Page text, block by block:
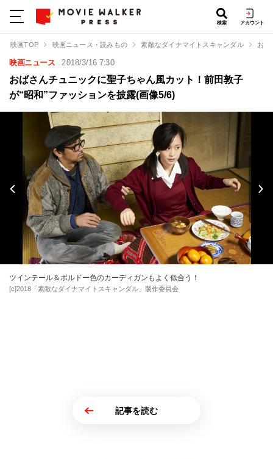
検索 アカウント
映画TOP 映画ニュース・読みもの 素敵なダイナマイトスキャンダル おば
映画ニュース 2018/3/16 7:30
おばさんチュニックに聖子ちゃん風カット！前田敦子
が“昭和”ファッションを披露(画像5/6)
ツインテール＆ボルドー色のカーディガンもよく似合う！
[c]2018「素敵なダイナマイトスキャンダル」製作委員会
記事を読む